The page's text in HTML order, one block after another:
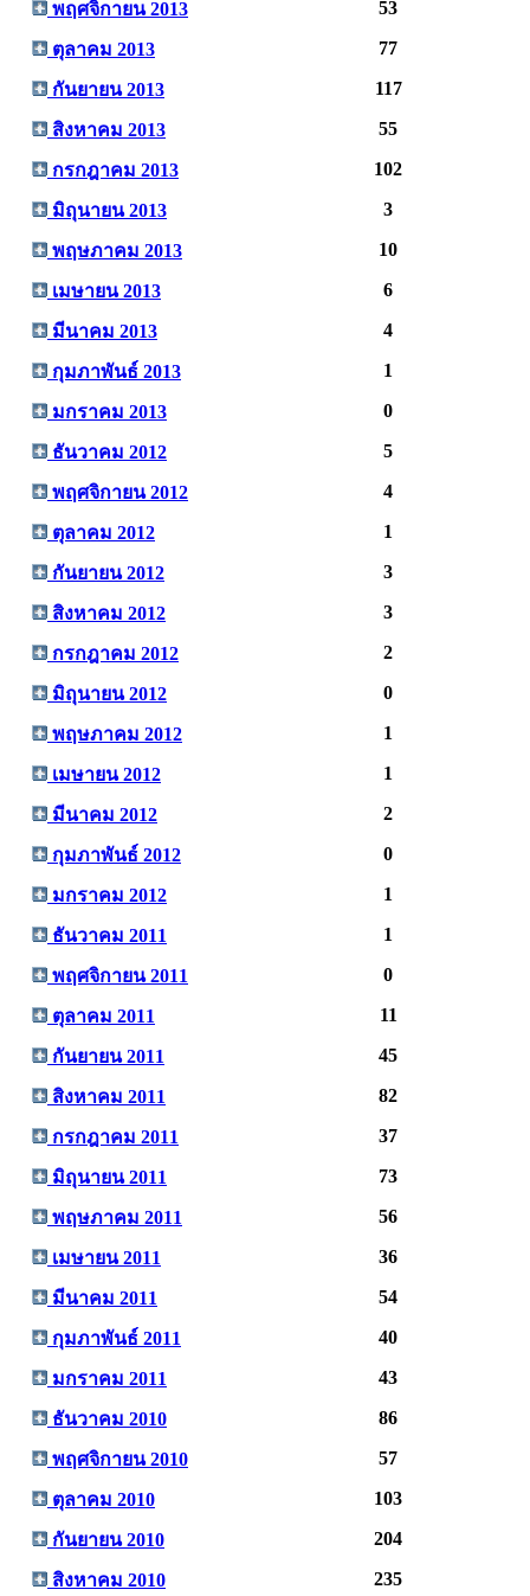
พฤศจิกายน 2013 53
ตุลาคม 2013 77
กันยายน 2013 117
สิงหาคม 2013 55
กรกฎาคม 2013 102
มิถุนายน 2013 3
พฤษภาคม 2013 10
เมษายน 2013 6
มีนาคม 2013 4
กุมภาพันธ์ 2013 1
มกราคม 2013 0
ธันวาคม 2012 5
พฤศจิกายน 2012 4
ตุลาคม 2012 1
กันยายน 2012 3
สิงหาคม 2012 3
กรกฎาคม 2012 2
มิถุนายน 2012 0
พฤษภาคม 2012 1
เมษายน 2012 1
มีนาคม 2012 2
กุมภาพันธ์ 2012 0
มกราคม 2012 1
ธันวาคม 2011 1
พฤศจิกายน 2011 0
ตุลาคม 2011 11
กันยายน 2011 45
สิงหาคม 2011 82
กรกฎาคม 2011 37
มิถุนายน 2011 73
พฤษภาคม 2011 56
เมษายน 2011 36
มีนาคม 2011 54
กุมภาพันธ์ 2011 40
มกราคม 2011 43
ธันวาคม 2010 86
พฤศจิกายน 2010 57
ตุลาคม 2010 103
กันยายน 2010 204
สิงหาคม 2010 235